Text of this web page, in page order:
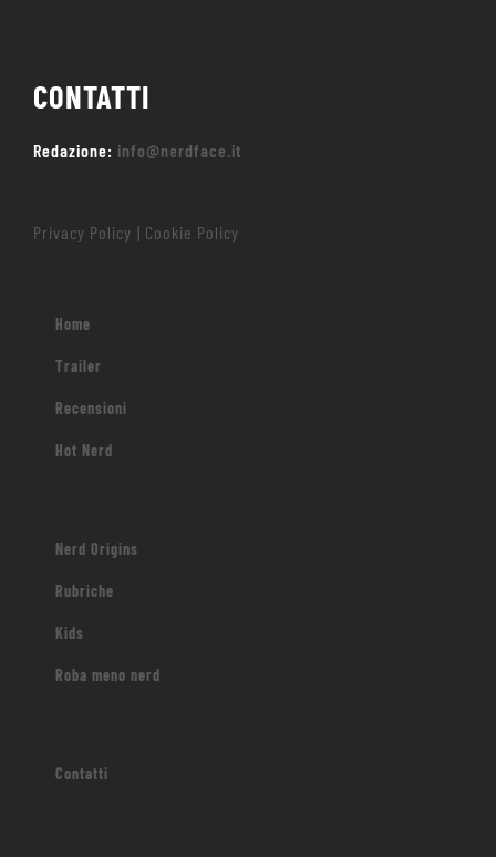
CONTATTI
Redazione: info@nerdface.it
Privacy Policy | Cookie Policy
Home
Trailer
Recensioni
Hot Nerd
Nerd Origins
Rubriche
Kids
Roba meno nerd
Contatti